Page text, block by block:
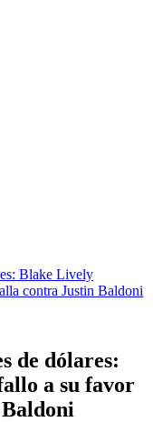
Blake Lively
contra Justin Baldoni
de dólares:
a su favor